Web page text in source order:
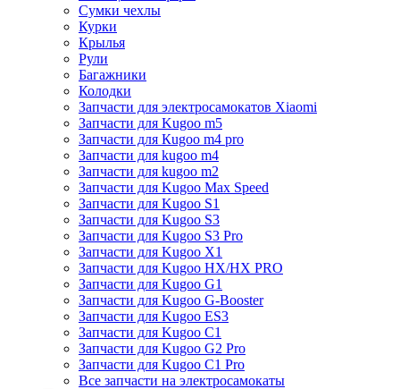
Сумки чехлы
Курки
Крылья
Рули
Багажники
Колодки
Запчасти для электросамокатов Xiaomi
Запчасти для Kugoo m5
Запчасти для Кugoo m4 pro
Запчасти для kugoo m4
Запчасти для kugoo m2
Запчасти для Kugoo Max Speed
Запчасти для Kugoo S1
Запчасти для Kugoo S3
Запчасти для Kugoo S3 Pro
Запчасти для Kugoo X1
Запчасти для Kugoo HX/HX PRO
Запчасти для Kugoo G1
Запчасти для Kugoo G-Booster
Запчасти для Kugoo ES3
Запчасти для Kugoo C1
Запчасти для Kugoo G2 Pro
Запчасти для Kugoo C1 Pro
Все запчасти на электросамокаты